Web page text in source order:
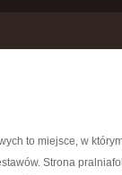
to miejsce, w
Strona